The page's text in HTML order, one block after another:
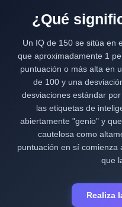
¿Qué
Un IQ de 150 se sitúa en
que aproximadamente 1
puntuación o más alta en
de 100 y una
desviaciones estándar
las etiquetas de
abiertamente "genio" y
cautelosa como
puntuación en sí comienza
que
Realiza